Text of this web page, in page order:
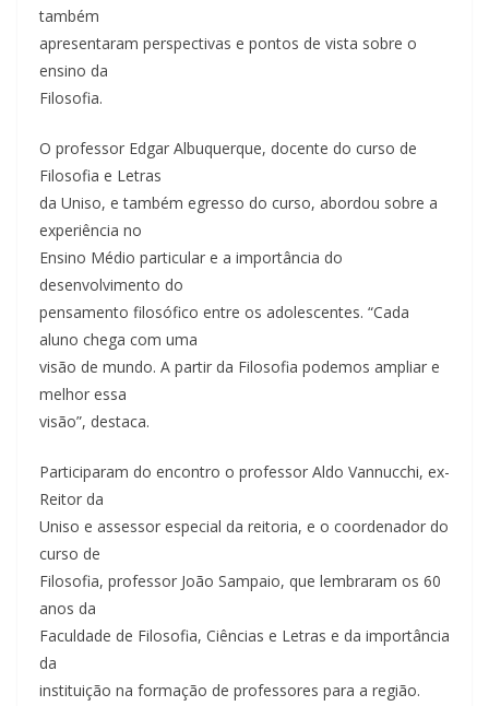
também
apresentaram perspectivas e pontos de vista sobre o
ensino da
Filosofia.
O professor Edgar Albuquerque, docente do curso de
Filosofia e Letras
da Uniso, e também egresso do curso, abordou sobre a
experiência no
Ensino Médio particular e a importância do
desenvolvimento do
pensamento filosófico entre os adolescentes. “Cada
aluno chega com uma
visão de mundo. A partir da Filosofia podemos ampliar e
melhor essa
visão”, destaca.
Participaram do encontro o professor Aldo Vannucchi, ex-
Reitor da
Uniso e assessor especial da reitoria, e o coordenador do
curso de
Filosofia, professor João Sampaio, que lembraram os 60
anos da
Faculdade de Filosofia, Ciências e Letras e da importância
da
instituição na formação de professores para a região.